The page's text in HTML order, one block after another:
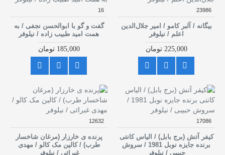
23986
بیگانه / آلبر کامو / امیر جلال‌الدین
اعلم / نیلوفر
225,000 تومان
16
گفت و گو با ابوالحسن نجفی / به
همت امید طبیب زاده / نیلوفر
185,000 تومان
17086
کیفر آتش (برج بابل) / الیاس کانتی
برنده جایزه نوبل 1981 / سروش
حبیبی / نیلوفر
12632
پرنده ی خارزار (مرغان شاخسار
طرب) / کالین مک کالو / مهدی
غبرائی / نیلوفر